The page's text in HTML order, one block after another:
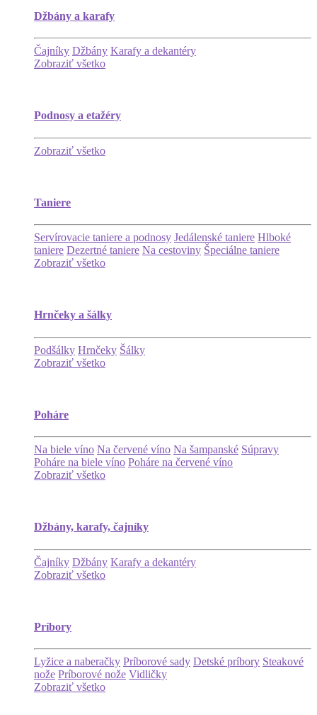
Džbány a karafy
Čajníky Džbány Karafy a dekantéry
Zobraziť všetko
Podnosy a etažéry
Zobraziť všetko
Taniere
Servírovacie taniere a podnosy Jedálenské taniere Hlboké
taniere Dezertné taniere Na cestoviny Špeciálne taniere
Zobraziť všetko
Hrnčeky a šálky
Podšálky Hrnčeky Šálky
Zobraziť všetko
Poháre
Na biele víno Na červené víno Na šampanské Súpravy
Poháre na biele víno Poháre na červené víno
Zobraziť všetko
Džbány, karafy, čajníky
Čajníky Džbány Karafy a dekantéry
Zobraziť všetko
Príbory
Lyžice a naberačky Príborové sady Detské príbory Steakové
nože Príborové nože Vidličky
Zobraziť všetko